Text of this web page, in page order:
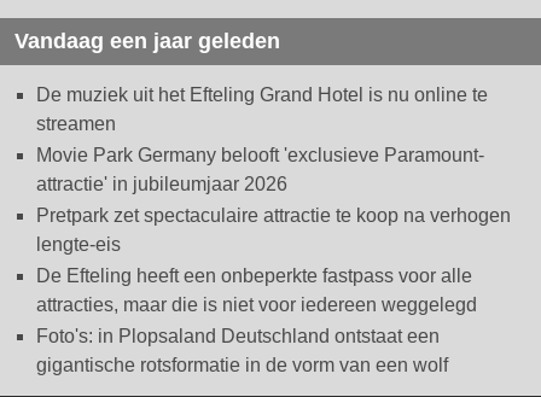
Vandaag een jaar geleden
De muziek uit het Efteling Grand Hotel is nu online te
streamen
Movie Park Germany belooft 'exclusieve Paramount-
attractie' in jubileumjaar 2026
Pretpark zet spectaculaire attractie te koop na verhogen
lengte-eis
De Efteling heeft een onbeperkte fastpass voor alle
attracties, maar die is niet voor iedereen weggelegd
Foto's: in Plopsaland Deutschland ontstaat een
gigantische rotsformatie in de vorm van een wolf